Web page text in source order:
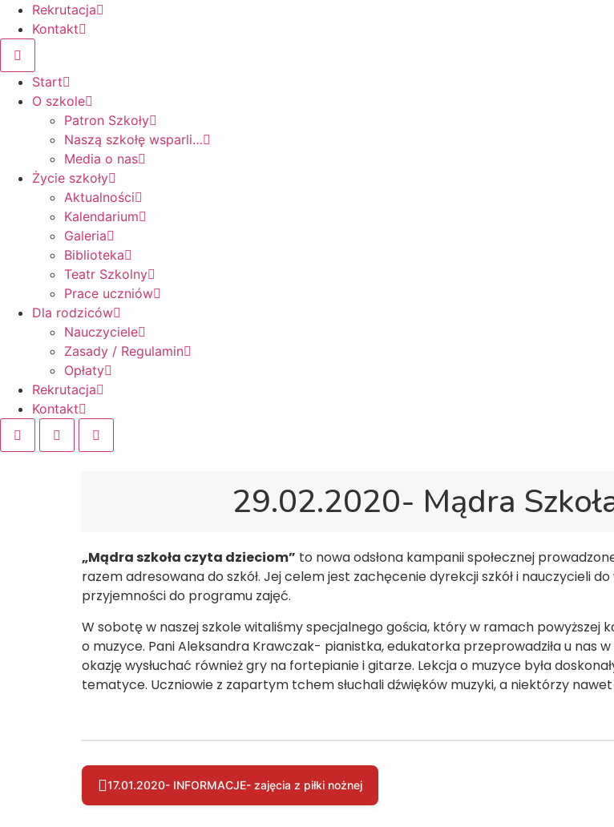
Rekrutacja
Kontakt
Start
O szkole
Patron Szkoły
Naszą szkołę wsparli…
Media o nas
Życie szkoły
Aktualności
Kalendarium
Galeria
Biblioteka
Teatr Szkolny
Prace uczniów
Dla rodziców
Nauczyciele
Zasady / Regulamin
Opłaty
Rekrutacja
Kontakt
29.02.2020- Mądra
„Mądra szkoła czyta dzieciom” to nowa odsłona kampanii społecznej
razem adresowana do szkół. Jej celem jest zachęcenie dyrekcji szkół i nauczycieli
przyjemności do programu zajęć.
W sobotę w naszej szkole witaliśmy specjalnego gościa, który w ramach powyższej
o muzyce. Pani Aleksandra Krawczak- pianistka, edukatorka przeprowadziła u nas
okazję wysłuchać również gry na fortepianie i gitarze. Lekcja o muzyce była
tematyce. Uczniowie z zapartym tchem słuchali dźwięków muzyki, a niektórzy
17.01.2020- INFORMACJE- zajęcia z piłki nożnej